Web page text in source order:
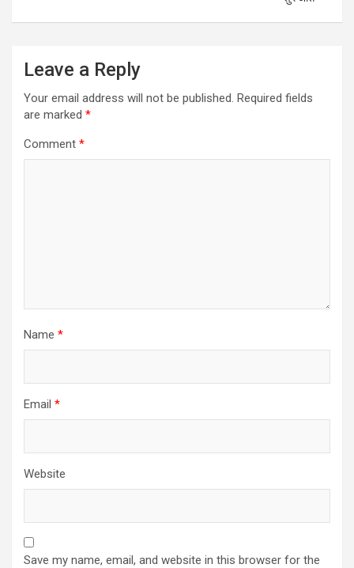
Leave a Reply
Your email address will not be published. Required fields
are marked *
Comment *
Name *
Email *
Website
Save my name, email, and website in this browser for the